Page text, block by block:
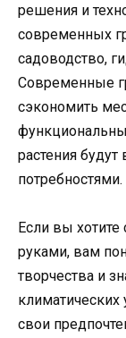
решения и
современных
садоводство,
Современные
сэкономить
растения
потребностями.
Если вы хотите
руками, вам
творчества и
климатических
свои